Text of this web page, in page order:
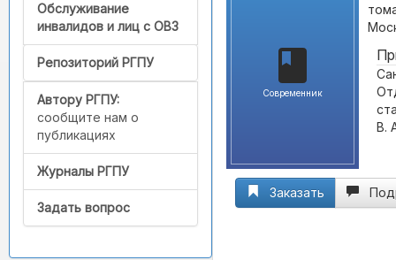
Обслуживание
инвалидов и лиц с ОВЗ
Репозиторий РГПУ
Автору РГПУ:
сообщите нам о
публикациях
Журналы РГПУ
Задать вопрос
Современник
В.
Заказать